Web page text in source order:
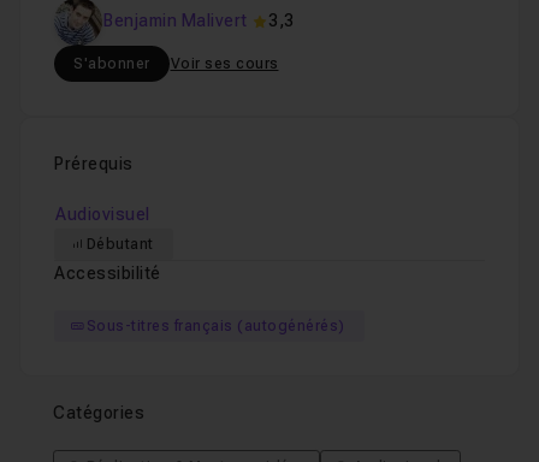
Benjamin Malivert 3,3
S'abonner Voir ses cours
Prérequis
Audiovisuel
Débutant
Accessibilité
Sous-titres français (autogénérés)
Catégories